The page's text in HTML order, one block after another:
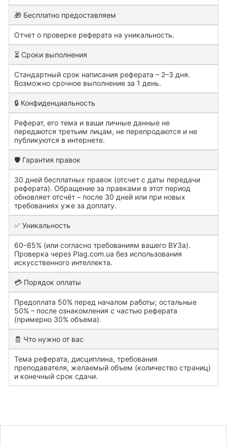
🎁 Бесплатно предоставляем
Отчет о проверке реферата на уникальность.
⏳ Сроки выполнения
Стандартный срок написания реферата – 2–3 дня.
Возможно срочное выполнение за 1 день.
🔒 Конфиденциальность
Реферат, его тема и ваши личные данные не
передаются третьим лицам, не перепродаются и не
публикуются в интернете.
🛡️ Гарантия правок
30 дней бесплатных правок (отсчет с даты передачи
реферата). Обращение за правками в этот период
обновляет отсчёт – после 30 дней или при новых
требованиях уже за доплату.
✅ Уникальность
60–85% (или согласно требованиям вашего ВУЗа).
Проверка через Plag.com.ua без использования
искусственного интеллекта.
💳 Порядок оплаты
Предоплата 50% перед началом работы; остальные
50% – после ознакомления с частью реферата
(примерно 30% объема).
🧾 Что нужно от вас
Тема реферата, дисциплина, требования
преподавателя, желаемый объем (количество страниц)
и конечный срок сдачи.